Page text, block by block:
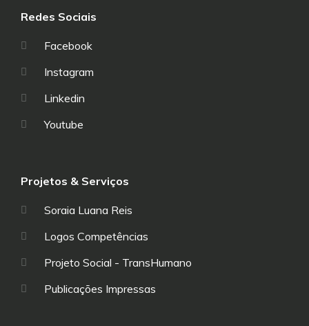
Redes Sociais
Facebook
Instagram
Linkedin
Youtube
Projetos & Serviços
Soraia Luana Reis
Logos Competências
Projeto Social - TransHumano
Publicações Impressas